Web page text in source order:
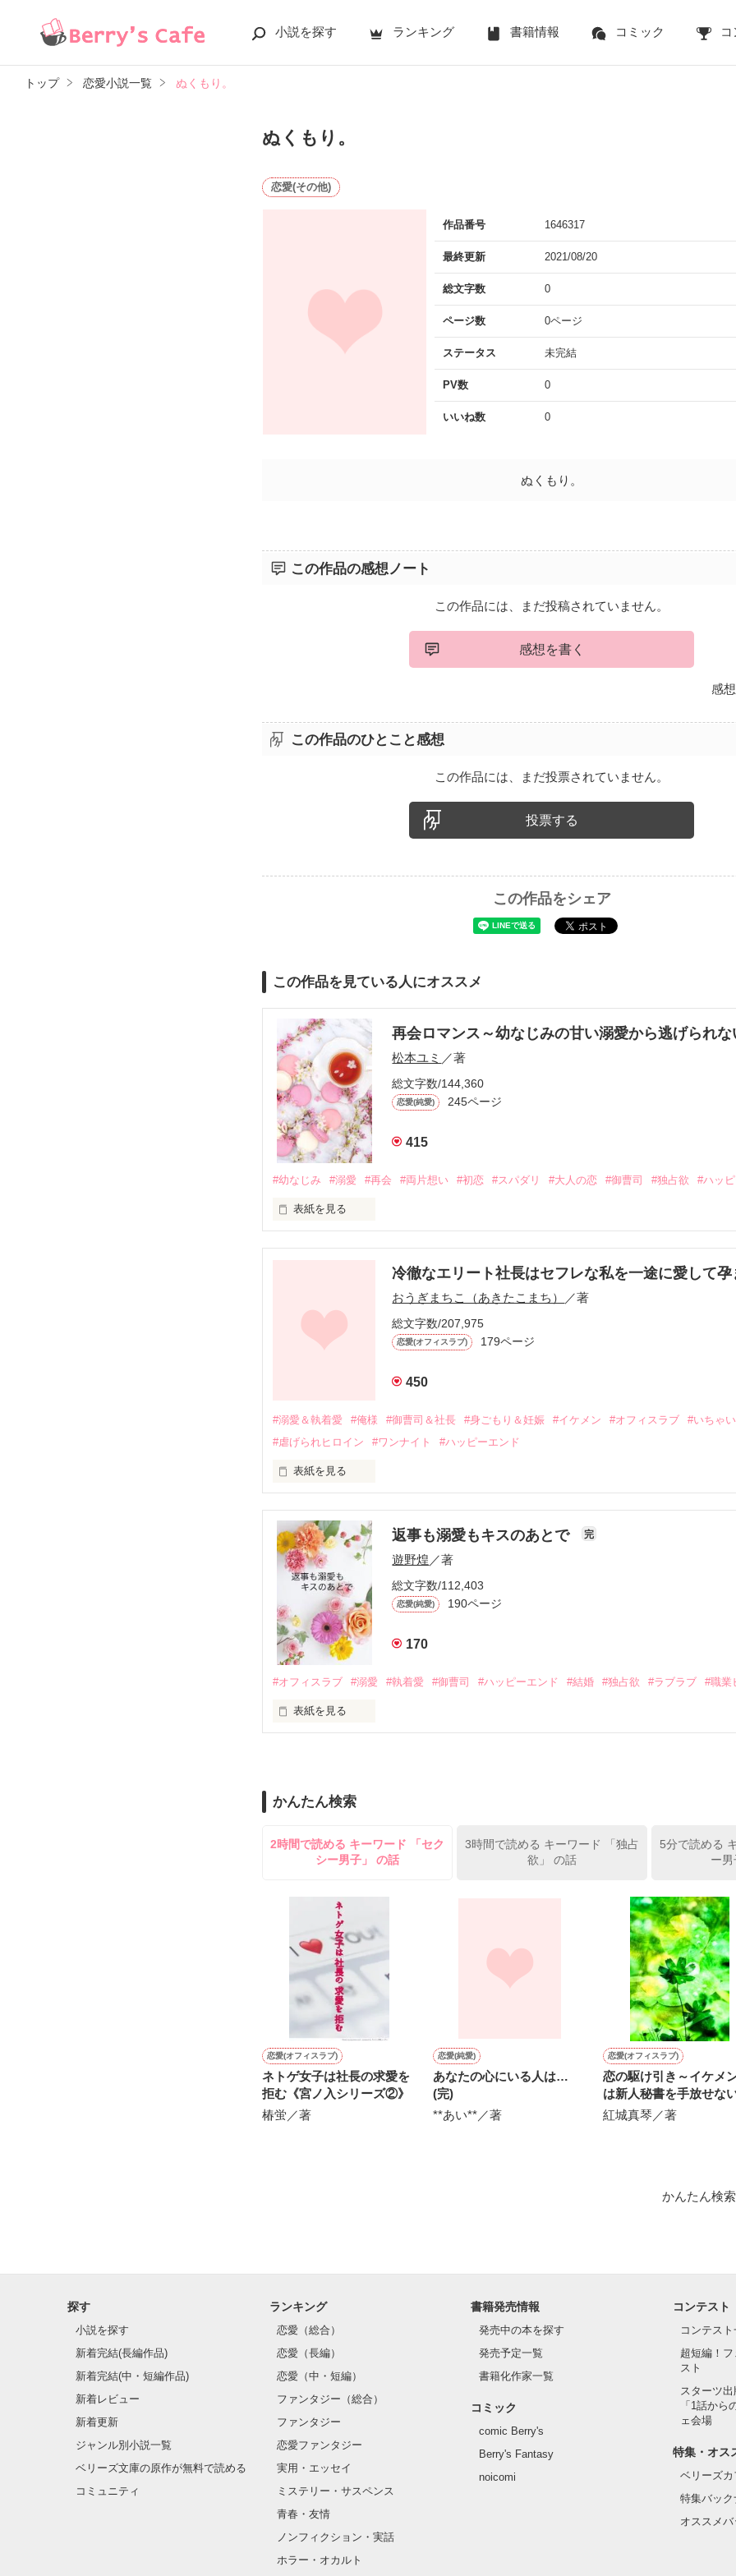
小説を探す ランキング 書籍情報 コミック コ
トップ 恋愛小説一覧 ぬくもり。
ぬくもり。
恋愛(その他)
作品番号 1646317
最終更新 2021/08/20
総文字数 0
ページ数 0ページ
ステータス 未完結
PV数 0
いいね数 0
ぬくもり。
この作品の感想ノート
この作品には、まだ投稿されていません。
感想を書く
感
この作品のひとこと感想
この作品には、まだ投票されていません。
投票する
この作品をシェア
この作品を見ている人にオススメ
再会ロマンス～幼なじみの甘い溺愛から逃げられな
松本ユミ ／著
総文字数/144,360
恋愛(純愛) 245ページ
415
#幼なじみ #溺愛 #再会 #両片想い #初恋 #スパダリ #大人の恋 #御曹司 #独占欲 #ハッ
表紙を見る
しかし、ある出来事をきっかけに二人の関係は壊れてしまう。
関係修復もできないまま、美桜は両親の離婚によって
引っ越すことになり、哲平とも離れ離れになった。
そして、ひょんなことから
酔った勢いで一夜を共にしてしまった。
さらに、美桜が初めてだと知った哲平は
甘やかしてくる。
そんなある日、哲平は美桜がストーカー被害に
遭っていることを知る。
美桜を守るため、哲平は同居を提案してきて――。
夏木美桜(なつきみお)
✕
鳴海哲平 (なるみてっぺい)
止まっていたはずの二人の時間が、再び動き出す。
冷徹なエリート社長はセフレな私を一途に愛して孕
おうぎまちこ（あきたこまち） ／著
総文字数/207,975
恋愛(オフィスラブ) 179ページ
450
#溺愛＆執着愛 #俺様 #御曹司＆社長 #身ごもり＆妊娠 #イケメン #オフィスラブ
#いちゃ
#虐げられヒロイン
#ワンナイト #ハッピーエンド
表紙を見る
帰国後、美桜は新しい職場でワンナイトした美青年と再会。なんと彼の正体は、とあ
も関わらず、一族を離れて起業した新進気鋭の実業家、社内でも冷徹だと評判な社長
人だったのだ――！
なぜか恭司から飼い猫の世話係を命じられた美桜は、猫の世話を口実にしばしば呼び
返事も溺愛もキスのあとで 完
遊野煌 ／著
総文字数/112,403
恋愛(純愛) 190ページ
170
#オフィスラブ #溺愛 #執着愛 #御曹司 #ハッピーエンド #結婚 #独占欲 #ラブラブ #職業
表紙を見る
雪瀬鷹哉（29）が『──俺と結婚してくれないか』といきなりプロポーズをしてきた上
鷹哉『宜しくな、俺の雛子』🦅
雛子『俺の……ひぃ、雛子？！！！』🐥
シゴデキで冷徹な上司が見せる素顔は、なぜか想像以上に甘くて……🐥💓🦅
※表紙も作中使用の画像も全てフリー素材です。
※執筆期間2026.6.3〜7.20完結です。
※他サイトさんにて恋愛トレンド1位でした〜良かったら読んで頂けると嬉しいです。
かんたん検索
2時間で読める キーワード 「セク
シー男子」 の話
3時間で読める キーワード 「独占
欲」 の話
5分で読める
ー
恋愛(オフィスラブ)
ネトゲ女子は社長の求愛を
拒む《宮ノ入シリーズ②》
椿蛍／著
恋愛(純愛)
あなたの心にいる人は…
(完)
**あい**／著
恋愛(オフィスラブ)
恋の駆け引き～イケメ
は新人秘書を手放せな
紅城真琴／著
かんたん検
探す
小説を探す
新着完結(長編作品)
新着完結(中・短編作品)
新着レビュー
新着更新
ジャンル別小説一覧
ベリーズ文庫の原作が無料で読める
コミュニティ
ランキング
恋愛（総合）
恋愛（長編）
恋愛（中・短編）
ファンタジー（総合）
ファンタジー
恋愛ファンタジー
実用・エッセイ
ミステリー・サスペンス
青春・友情
ノンフィクション・実話
ホラー・オカルト
書籍発売情報
発売中の本を探す
発売予定一覧
書籍化作家一覧
コミック
comic Berry's
Berry's Fantasy
noicomi
コンテスト
コンテスト
超短編！
スト
スターツ
「1話から
ェ会場
特集・オス
ベリーズ
特集バック
オススメ